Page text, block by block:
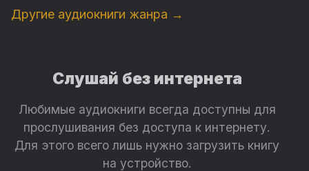
Другие аудиокниги жанра →
Слушай без интернета
Любимые аудиокниги всегда доступны для
прослушивания без доступа к интернету.
Для этого всего лишь нужно загрузить книгу
на устройство.